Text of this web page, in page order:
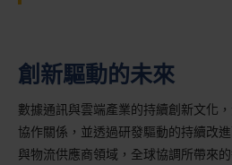
創新驅動的未來
數據通訊與雲端產業的持續創新文化
協作關係，並透過研發驅動的持續改
與物流供應商領域，全球協調所帶來